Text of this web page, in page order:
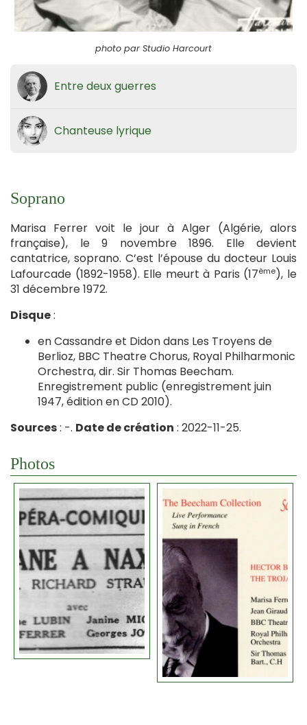
photo par Studio Harcourt
Entre deux guerres
Chanteuse lyrique
Soprano
Marisa Ferrer voit le jour à Alger (Algérie, alors
française), le 9 novembre 1896. Elle devient
cantatrice, soprano. C’est l’épouse du docteur Louis
Lafourcade (1892-1958). Elle meurt à Paris (17ème), le
31 décembre 1972.
Disque:
en Cassandre et Didon dans Les Troyens de
Berlioz, BBC Theatre Chorus, Royal Philharmonic
Orchestra, dir. Sir Thomas Beecham.
Enregistrement public (enregistrement juin
1947, édition en CD 2010).
Sources: -. Date de création : 2022-11-25.
Photos